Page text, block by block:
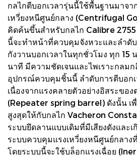
กลไกตีบอกเวลารุ่นนี้ใช้พื้นฐานมาจา
เหวี่ยงหนีศูนย์กลาง (Centrifugal
คิดค้นขึ้นสำหรับกลไก Calibre
นี้จะทำหน้าที่ควบคุมจังหวะและลำดับ
กังวานบอกเวลาในทุกชั่วโมง ทุก
นาที มีความชัดเจนและไพเราะกลม
อุปกรณ์ควบคุมชิ้นนี้ ลำดับการตีบอกเ
เนื่องจากแรงคลายตัวอย่างอิสระขอ
(Repeater spring barrel) ดังนั้น เ
สูงสุดให้กับกลไก Vacheron
ระบบยึดลานแบบเดิมที่มีเสียงดังและเ
ระบบควบคุมแรงเหวี่ยงหนีศูนย์กลาง
โดยระบบนี้จะใช้บล็อกแรงเฉื่อย